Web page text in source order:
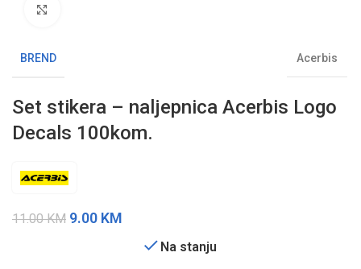
BREND Acerbis
Set stikera – naljepnica Acerbis Logo
Decals 100kom.
11.00KM 9.00 KM
Na stanju